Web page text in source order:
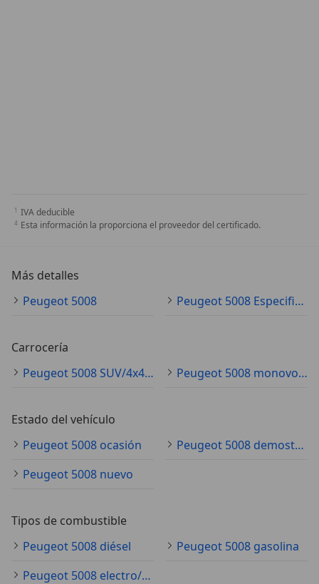
IVA deducible
Esta información la proporciona el proveedor del certificado.
Más detalles
Peugeot 5008
Peugeot 5008 Especificaciones técnicas
Carrocería
Peugeot 5008 SUV/4x4/pickup
Peugeot 5008 monovolumen
Estado del vehículo
Peugeot 5008 ocasión
Peugeot 5008 demostración
Peugeot 5008 nuevo
Tipos de combustible
Peugeot 5008 diésel
Peugeot 5008 gasolina
Peugeot 5008 electro/gasolina